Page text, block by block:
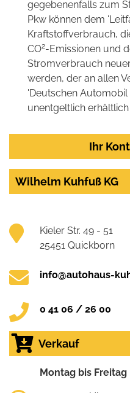
gegebenenfalls zum
Pkw können dem
Kraftstoffverbrauch,
CO2-Emissionen und
Stromverbrauch
werden, der an allen
'Deutschen Automobil
unentgeltlich
Ihr
Wilhelm Kuhfuß KG
Kieler Str. 49 - 51
25451 Quickborn
info@autohaus-
0 41 06 / 26 00
Verkauf
Montag bis Freitag